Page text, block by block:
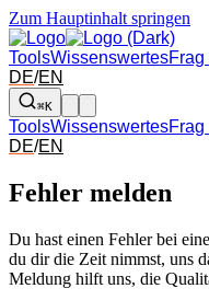
Zum Hauptinhalt springen
ToolsWissenswertes
DE/EN
⌘K
ToolsWissenswertes
DE/EN
Fehler melden
Du hast einen Fehler bei
du dir die Zeit nimmst, uns
Meldung hilft uns, die